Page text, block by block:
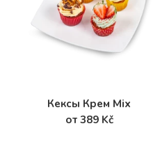
Кексы Крем Mix
от 389 Kč